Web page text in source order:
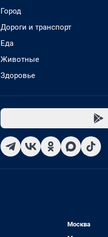
Город
Дороги и транспорт
Еда
Животные
Здоровье
Москва